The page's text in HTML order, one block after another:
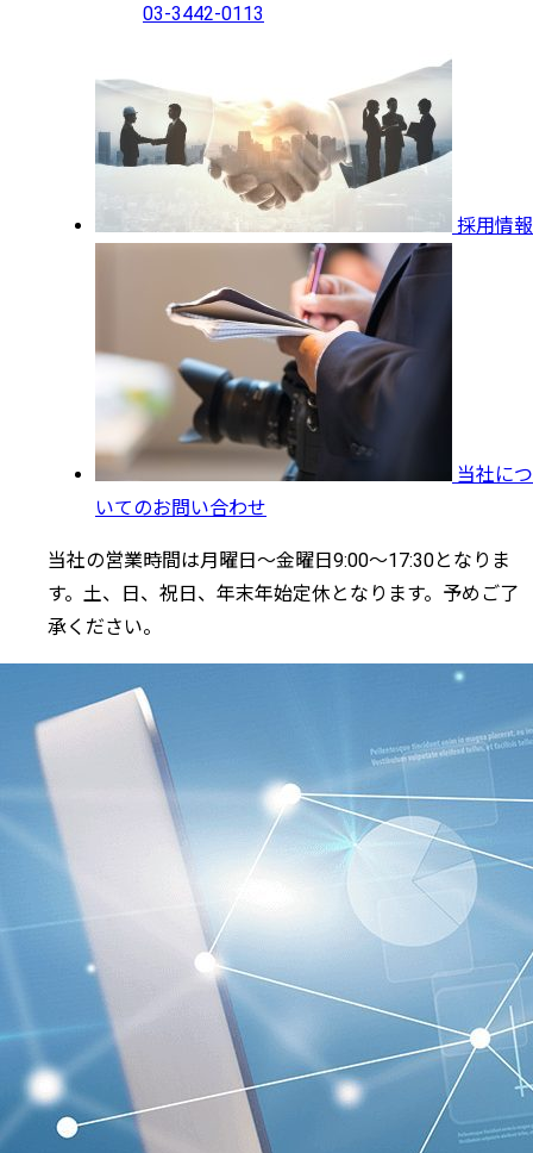
03-3442-0113
採用情報
当社につ
いてのお問い合わせ
当社の営業時間は月曜日～金曜日9:00～17:30となりま
す。土、日、祝日、年末年始定休となります。予めご了
承ください。